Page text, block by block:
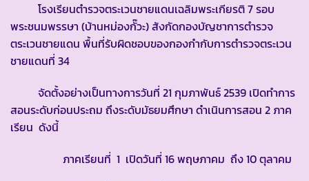
โรงเรียนตำรวจตระเวนชายแดนเฉลิมพระเกียรติ 7 รอบ
พระชนมพรรษา (บ้านหม่องกั๊วะ) สังกัดกองบัญชาการตำรวจ
ตระเวนชายแดน พื้นที่รับผิดชอบของกองกำกับการตำรวจตระเวน
ชายแดนที่ 34
จัดตั้งอย่างเป็นทางการวันที่ 21 กุมภาพันธ์ 2539 เปิดทำการ
สอนระดับก่อนประถม ถึงระดับมัธยมศึกษา ดำเนินการสอน 2 ภาค
เรียน ดังนี้
ภาคเรียนที่ 1 เปิดวันที่ 16 พฤษภาคม ถึง 10 ตุลาคม